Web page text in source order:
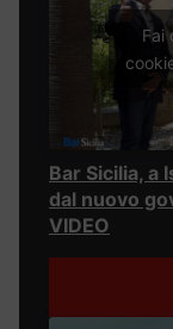
Fai
Bar Sicilia, a
dal nuovo
VIDEO